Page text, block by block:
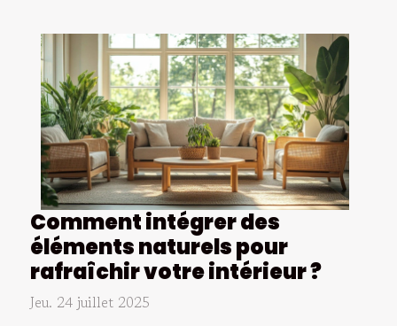
Comment intégrer des
éléments naturels pour
rafraîchir votre intérieur ?
Jeu. 24 juillet 2025